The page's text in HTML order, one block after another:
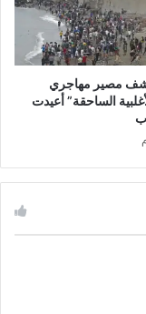
مصير مهاجري
الساحقة” أعيدت